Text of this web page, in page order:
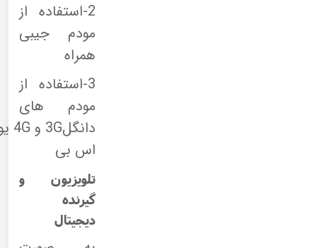
2-استفاده از
مودم جیبی
همراه
3-استفاده از
مودم های
دانگل3G و 4G
اس بی
تلویزیون و
گیرنده
دیجیتال